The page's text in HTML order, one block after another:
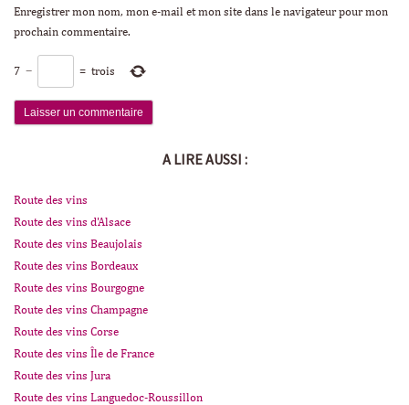
Enregistrer mon nom, mon e-mail et mon site dans le navigateur pour mon
prochain commentaire.
7 − = trois
A LIRE AUSSI :
Route des vins
Route des vins d'Alsace
Route des vins Beaujolais
Route des vins Bordeaux
Route des vins Bourgogne
Route des vins Champagne
Route des vins Corse
Route des vins Île de France
Route des vins Jura
Route des vins Languedoc-Roussillon